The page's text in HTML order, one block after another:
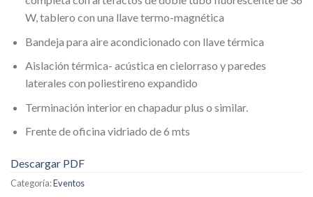
W, tablero con una llave termo-magnética
Bandeja para aire acondicionado con llave térmica
Aislación térmica- acústica en cielorraso y paredes
laterales con poliestireno expandido
Terminación interior en chapadur plus o similar.
Frente de oficina vidriado de 6 mts
Descargar PDF
Categoría:Eventos